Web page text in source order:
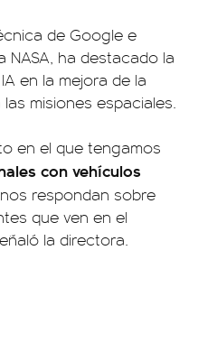
de Google e
NASA, ha destacado la
en la mejora de la
misiones espaciales.
en el que tengamos
con vehículos
respondan sobre
que ven en el
la directora.